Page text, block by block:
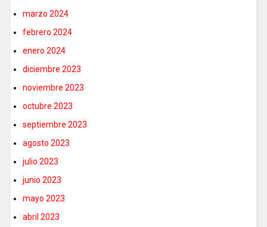
marzo 2024
febrero 2024
enero 2024
diciembre 2023
noviembre 2023
octubre 2023
septiembre 2023
agosto 2023
julio 2023
junio 2023
mayo 2023
abril 2023